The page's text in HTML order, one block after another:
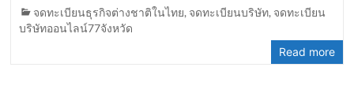
จดทะเบียนธุรกิจต่างชาติในไทย, จดทะเบียนบริษัท, จดทะเบียน
บริษัทออนไลน์77จังหวัด
Read more